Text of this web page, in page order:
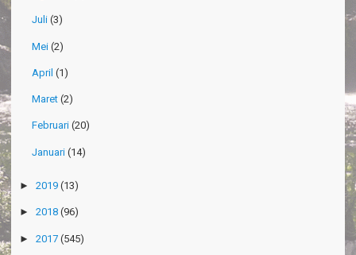
Juli (3)
Mei (2)
April (1)
Maret (2)
Februari (20)
Januari (14)
► 2019 (13)
► 2018 (96)
► 2017 (545)